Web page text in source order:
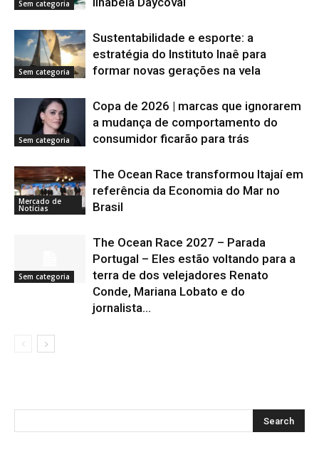
Sem categoria
Sem categoria
Sustentabilidade e esporte: a
estratégia do Instituto Inaê para
formar novas gerações na vela
Sem categoria
Copa de 2026 | marcas que ignorarem
a mudança de comportamento do
consumidor ficarão para trás
Mercado de
Notícias
The Ocean Race transformou Itajaí em
referência da Economia do Mar no
Brasil
Sem categoria
The Ocean Race 2027 – Parada
Portugal – Eles estão voltando para a
terra de dos velejadores Renato
Conde, Mariana Lobato e do
jornalista...